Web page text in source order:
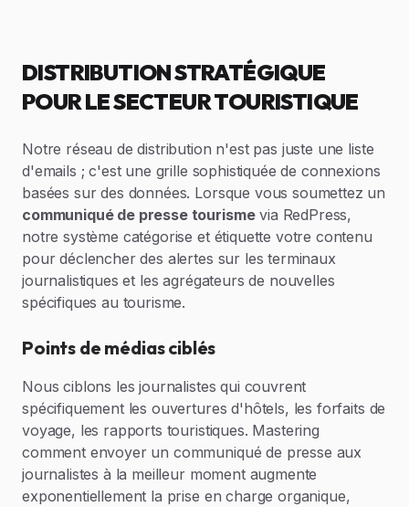
DISTRIBUTION STRATÉGIQUE
POUR LE SECTEUR TOURISTIQUE
Notre réseau de distribution n'est pas juste une liste
d'emails ; c'est une grille sophistiquée de connexions
basées sur des données. Lorsque vous soumettez un
communiqué de presse tourismevia RedPress,
notre système catégorise et étiquette votre contenu
pour déclencher des alertes sur les terminaux
journalistiques et les agrégateurs de nouvelles
spécifiques au tourisme.
Points de médias ciblés
Nous ciblons les journalistes qui couvrent
spécifiquement les ouvertures d'hôtels, les forfaits de
voyage, les rapports touristiques. Mastering
comment envoyer un communiqué de presse aux
journalistes à la meilleur moment augmente
exponentiellement la prise en charge organique,